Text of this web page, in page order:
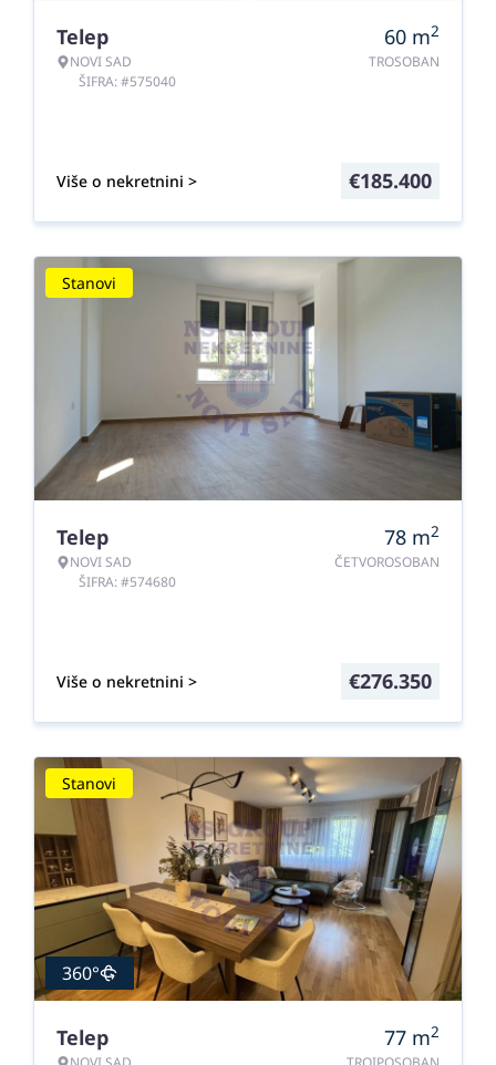
Telep
NOVI SAD
ŠIFRA: #575040
60 m2
TROSOBAN
Više o nekretnini > €185.400
Stanovi
Telep
NOVI SAD
ŠIFRA: #574680
78 m2
ČETVOROSOBAN
Više o nekretnini > €276.350
Stanovi
360°
Telep 77 m2